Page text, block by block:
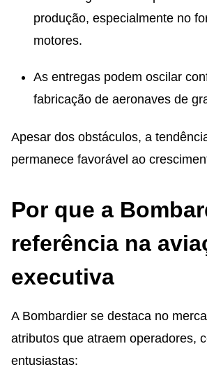
produção, especialmente no
motores.
As entregas podem oscilar
fabricação de aeronaves de
Apesar dos obstáculos, a
permanece favorável ao
Por que a
referência na
executiva
A Bombardier se destaca no
atributos que atraem operadores,
entusiastas: